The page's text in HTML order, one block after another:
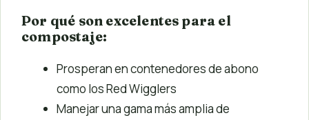
Por qué son excelentes para el
compostaje:
Prosperan en contenedores de abono
como los Red Wigglers
Manejar una gama más amplia de